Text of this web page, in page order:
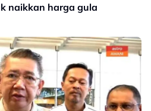
naikkan harga gula